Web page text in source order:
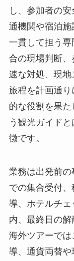
し、参加者の
通機関や宿泊
一貫して担う
合の現場判断
速な対処、現地
旅程を計画通
的な役割を果
う観光ガイド
徴です。
業務は出発前
での集合受付
導、ホテルチ
内、最終日の解
海外ツアーで
導、通貨両替